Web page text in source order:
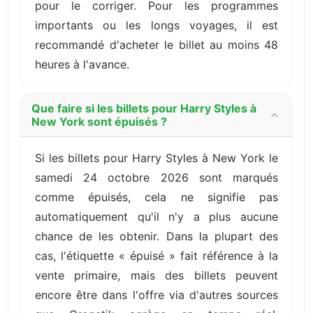
pour le corriger. Pour les programmes
importants ou les longs voyages, il est
recommandé d'acheter le billet au moins 48
heures à l'avance.
Que faire si les billets pour Harry Styles à
New York sont épuisés ?
Si les billets pour Harry Styles à New York le
samedi 24 octobre 2026 sont marqués
comme épuisés, cela ne signifie pas
automatiquement qu'il n'y a plus aucune
chance de les obtenir. Dans la plupart des
cas, l'étiquette « épuisé » fait référence à la
vente primaire, mais des billets peuvent
encore être dans l'offre via d'autres sources